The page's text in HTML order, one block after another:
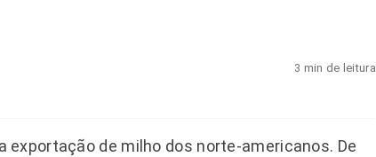
3 min de leitura
exportação de milho dos norte-americanos. De